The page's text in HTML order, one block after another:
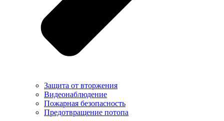
Защита от вторжения
Видеонаблюдение
Пожарная безопасность
Предотвращение потопа